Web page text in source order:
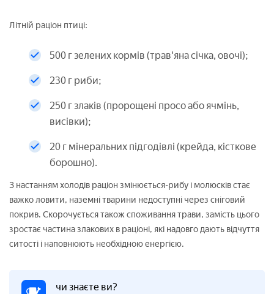
Літній раціон птиці:
500 г зелених кормів (трав'яна січка, овочі);
230 г риби;
250 г злаків (пророщені просо або ячмінь,
висівки);
20 г мінеральних підгодівлі (крейда, кісткове
борошно).
З настанням холодів раціон змінюється-рибу і молюсків стає
важко ловити, наземні тварини недоступні через сніговий
покрив. Скорочується також споживання трави, замість цього
зростає частина злакових в раціоні, які надовго дають відчуття
ситості і наповнюють необхідною енергією.
чи знаєте ви?